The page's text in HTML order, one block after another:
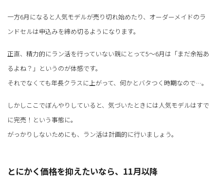
一方6月になると人気モデルが売り切れ始めたり、オーダーメイドのラ
ンドセルは申込みを締め切るようになります。
正直、精力的にラン活を行っていない親にとって5～6月は「まだ余裕あ
るよね？」というのが体感です。
それでなくても年長クラスに上がって、何かとバタつく時期なので…。
しかしここでぼんやりしていると、気づいたときには人気モデルはすで
に完売！という事態に。
がっかりしないためにも、ラン活は計画的に行いましょう。
とにかく価格を抑えたいなら、11月以降